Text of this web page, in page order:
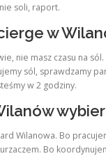
soli, raport.
w
nie masz czasu na
sól, sprawdzamy
w 2 godziny.
Wilanowa. Bo
Bo